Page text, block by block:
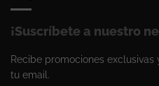
¡Suscríbete a nuestro
Recibe promociones
tu email.